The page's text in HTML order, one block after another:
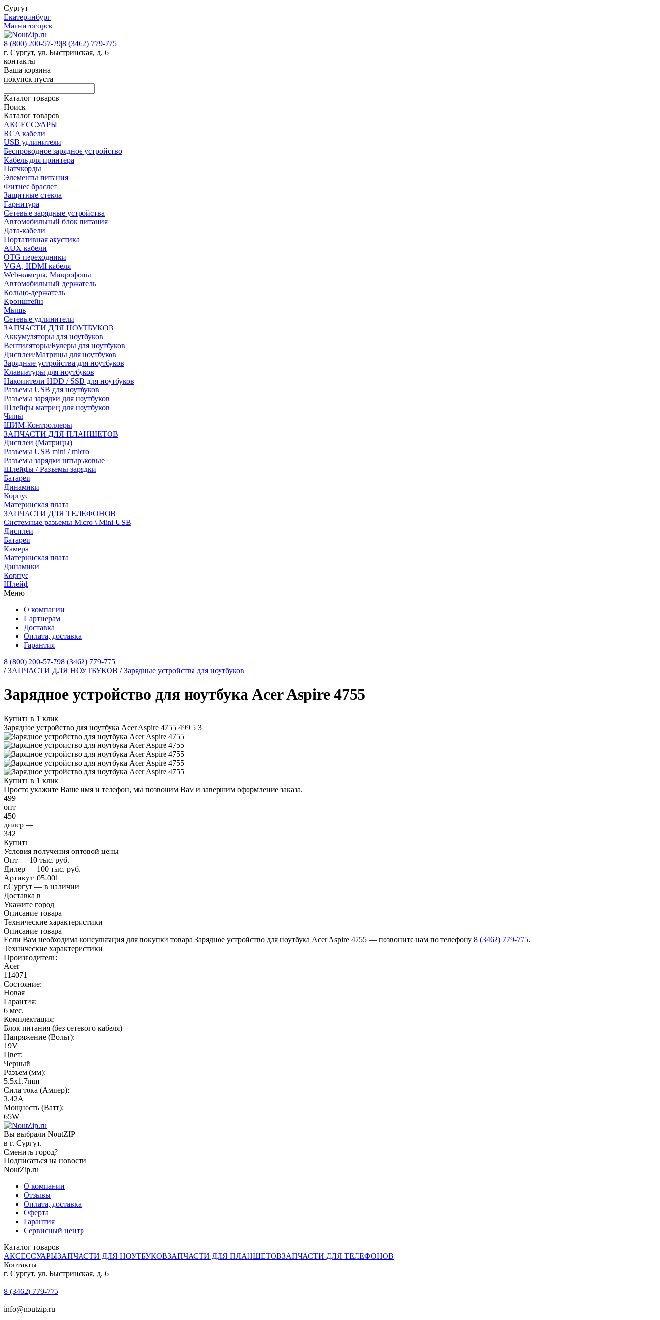
Сургут
Екатеринбург
Магнитогорск
8 (800) 200-57-79|8 (3462) 779-775
г. Сургут, ул. Быстринская, д. 6
контакты
Ваша корзина
покупок пуста
Каталог товаров
Поиск
Каталог товаров
АКСЕССУАРЫ
RCA кабели
USB удлинители
Беспроводное зарядное устройство
Кабель для принтера
Патчкорды
Элементы питания
Фитнес браслет
Защитные стекла
Гарнитура
Сетевые зарядные устройства
Автомобильный блок питания
Дата-кабели
Портативная акустика
AUX кабели
OTG переходники
VGA, HDMI кабеля
Web-камеры, Микрофоны
Автомобильный держатель
Кольцо-держатель
Кронштейн
Мышь
Сетевые удлинители
ЗАПЧАСТИ ДЛЯ НОУТБУКОВ
Аккумуляторы для ноутбуков
Вентиляторы/Кулеры для ноутбуков
Дисплеи/Матрицы для ноутбуков
Зарядные устройства для ноутбуков
Клавиатуры для ноутбуков
Накопители HDD / SSD для ноутбуков
Разъемы USB для ноутбуков
Разъемы зарядки для ноутбуков
Шлейфы матриц для ноутбуков
Чипы
ШИМ-Контроллеры
ЗАПЧАСТИ ДЛЯ ПЛАНШЕТОВ
Дисплеи (Матрицы)
Разъемы USB mini / micro
Разъемы зарядки штырьковые
Шлейфы / Разъемы зарядки
Батареи
Динамики
Корпус
Материнская плата
ЗАПЧАСТИ ДЛЯ ТЕЛЕФОНОВ
Системные разъемы Micro \ Mini USB
Дисплеи
Батареи
Камера
Материнская плата
Динамики
Корпус
Шлейф
Меню
О компании
Партнерам
Доставка
Оплата, доставка
Гарантия
8 (800) 200-57-798 (3462) 779-775
/ЗАПЧАСТИ ДЛЯ НОУТБУКОВ /Зарядные устройства для ноутбуков
Зарядное устройство для ноутбука Acer Aspire 4755
Купить в 1 клик
Зарядное устройство для ноутбука Acer Aspire 4755 499 5 3
Купить в 1 клик
Просто укажите Ваше имя и телефон, мы позвоним Вам и завершим оформление заказа.
499
опт —
450
дилер —
342
Купить
Условия получения оптовой цены
Опт — 10 тыс. руб.
Дилер — 100 тыс. руб.
Артикул: 05-001
г.Сургут — в наличии
Доставка в
Укажите город
Описание товара
Технические характеристики
Описание товара
Если Вам необходима консультация для покупки товара Зарядное устройство для ноутбука Acer Aspire 4755 — позвоните нам по телефону 8 (3462) 779-775.
Технические характеристики
Производитель:
Acer
114071
Состояние:
Новая
Гарантия:
6 мес.
Комплектация:
Блок питания (без сетевого кабеля)
Напряжение (Вольт):
19V
Цвет:
Черный
Разъем (мм):
5.5x1.7mm
Сила тока (Ампер):
3.42А
Мощность (Ватт):
65W
Вы выбрали NoutZIP
в г. Сургут.
Сменить город?
Подписаться на новости
NoutZip.ru
О компании
Отзывы
Оплата, доставка
Оферта
Гарантия
Сервисный центр
Каталог товаров
АКСЕССУАРЫЗАПЧАСТИ ДЛЯ НОУТБУКОВЗАПЧАСТИ ДЛЯ ПЛАНШЕТОВЗАПЧАСТИ ДЛЯ ТЕЛЕФОНОВ
Контакты
г. Сургут, ул. Быстринская, д. 6
8 (3462) 779-775
info@noutzip.ru